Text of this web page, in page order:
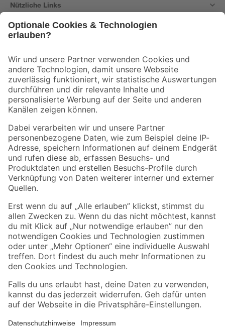
Nützliche Links
Der toom Newsletter: Keine Angebote und Aktionen mehr verpassen!
Zur Newsletter Anmeldung
Folge uns
Zahlungsarten Versandarten
Sicher einkaufen
Jetzt die toom-App herunterladen
Alle Preisangaben in EUR inkl. gesetzl. MwSt.. Die dargestellten Angebote sind unter
Umständen nicht in allen Märkten verfügbar. Die angegebenen Verfügbarkeiten beziehen
Produkte nur solange der Vorrat reicht.
*Paketversand ab 59 € versandkostenfrei, gilt nicht für Artikel mit Speditionsversand, hier